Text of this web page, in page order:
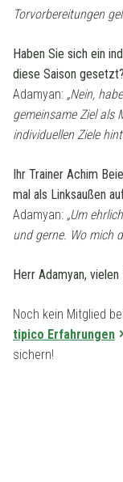
Torvorbereitungen
Haben Sie sich ein
diese Saison gesetzt?
Adamyan: „Nein,
gemeinsame Ziel als
individuellen Ziele
Ihr Trainer Achim
mal als Linksaußen
Adamyan: „Um
und gerne. Wo mich
Herr Adamyan,
Noch kein Mitglied
tipico Erfahrungen
sichern!